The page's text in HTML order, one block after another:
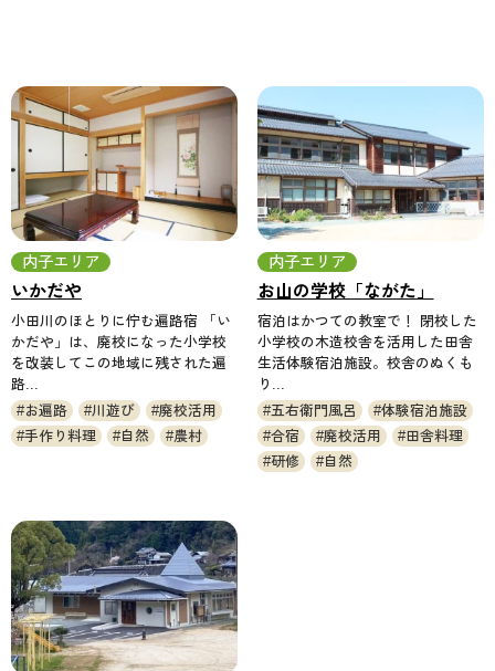
内子エリア
いかだや
小田川のほとりに佇む遍路宿 「い
かだや」は、廃校になった小学校
を改装してこの地域に残された遍
路...
お遍路
川遊び
廃校活用
手作り料理
自然 農村
内子エリア
お山の学校「ながた」
宿泊はかつての教室で！ 閉校した
小学校の木造校舎を活用した田舎
生活体験宿泊施設。校舎のぬくも
り...
五右衛門風呂
体験宿泊施設
合宿
廃校活用
田舎料理
研修
自然